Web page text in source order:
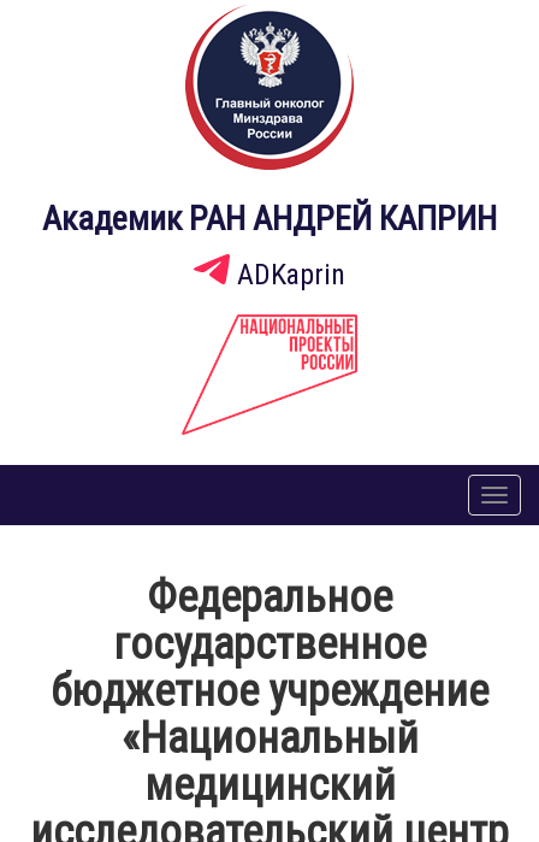
Академик РАН АНДРЕЙ КАПРИН
ADKaprin
Федеральное
государственное
бюджетное учреждение
«Национальный
медицинский
исследовательский центр